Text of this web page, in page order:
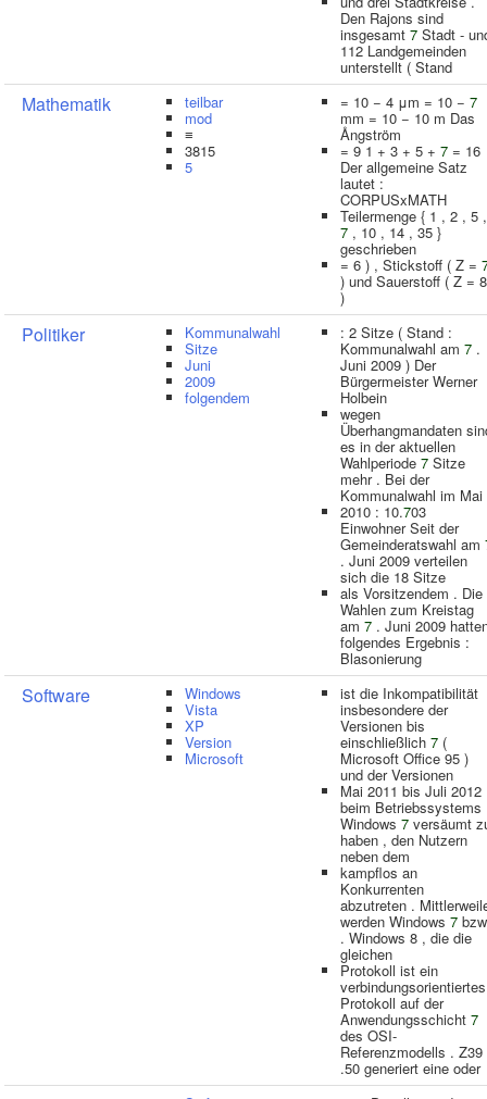
Den Rajons sind
insgesamt 7 Stadt -
112 Landgemeinden
unterstellt ( Stand
Mathematik teilbar
mod
≡
3815
5
= 10 − 4 μm = 10 − 7
mm = 10 − 10 m Das
Ångström
= 9 1 + 3 + 5 + 7 = 16
Der allgemeine Satz
lautet :
CORPUSxMATH
Teilermenge { 1 , 2 , 5 ,
7 , 10 , 14 , 35 }
geschrieben
= 6 ) , Stickstoff ( Z =
) und Sauerstoff ( Z = 8
)
Politiker Kommunalwahl
Sitze
Juni
2009
folgendem
: 2 Sitze ( Stand :
Kommunalwahl am 7 .
Juni 2009 ) Der
Bürgermeister Werner
Holbein
wegen
Überhangmandaten
es in der aktuellen
Wahlperiode 7 Sitze
mehr . Bei der
Kommunalwahl im Mai
2010 : 10.703
Einwohner Seit der
Gemeinderatswahl am
. Juni 2009 verteilen
sich die 18 Sitze
als Vorsitzendem . Die
Wahlen zum Kreistag
am 7 . Juni 2009
folgendes Ergebnis :
Blasonierung
Software Windows
Vista
XP
Version
Microsoft
ist die Inkompatibilität
insbesondere der
Versionen bis
einschließlich 7 (
Microsoft Office 95 )
und der Versionen
Mai 2011 bis Juli 2012
beim Betriebssystems
Windows 7 versäumt
haben , den Nutzern
neben dem
kampflos an
Konkurrenten
abzutreten .
werden Windows 7 bzw
. Windows 8 , die die
gleichen
Protokoll ist ein
verbindungsorientiertes
Protokoll auf der
Anwendungsschicht 7
des OSI-
Referenzmodells . Z39
.50 generiert eine oder